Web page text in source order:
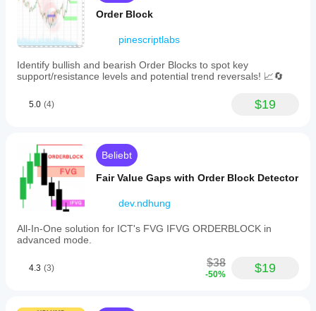
Order Block
pinescriptlabs
Identify bullish and bearish Order Blocks to spot key
support/resistance levels and potential trend reversals! 📈🔄
5.0 (4) $19
Beliebt
Fair Value Gaps with Order Block Detector
dev.ndhung
All-In-One solution for ICT's FVG IFVG ORDERBLOCK in
advanced mode.
4.3 (3) $38
-50% $19